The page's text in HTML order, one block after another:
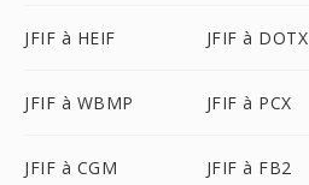
JFIF à HEIF JFIF à DOTX
JFIF à WBMP JFIF à PCX
JFIF à CGM JFIF à FB2